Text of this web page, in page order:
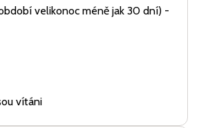
velikonoc méně jak 30 dní) -
vítáni